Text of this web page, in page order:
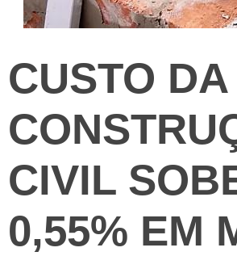
CUSTO DA
CIVIL
0,55% EM